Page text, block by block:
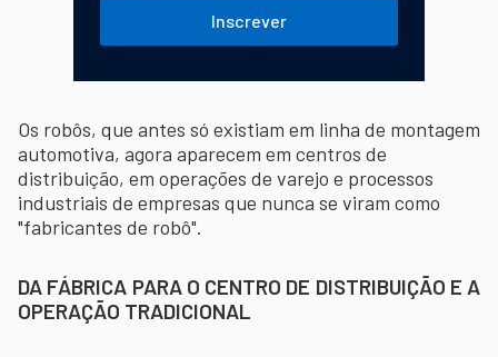
Inscrever
Os robôs, que antes só existiam em linha de montagem
automotiva, agora aparecem em centros de
distribuição, em operações de varejo e processos
industriais de empresas que nunca se viram como
"fabricantes de robô".
DA FÁBRICA PARA O CENTRO DE DISTRIBUIÇÃO E A
OPERAÇÃO TRADICIONAL